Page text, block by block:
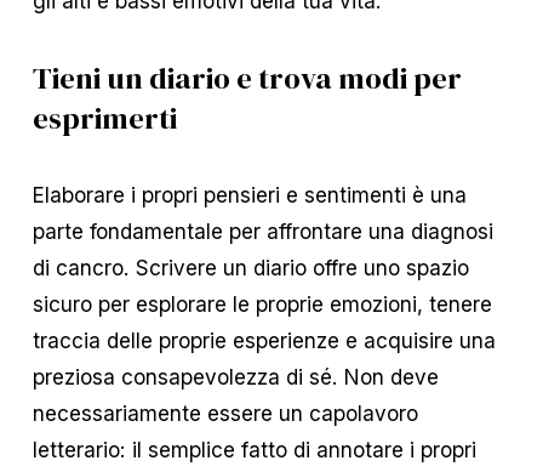
Tieni un diario e trova modi per
esprimerti
Elaborare i propri pensieri e sentimenti è una
parte fondamentale per affrontare una diagnosi
di cancro. Scrivere un diario offre uno spazio
sicuro per esplorare le proprie emozioni, tenere
traccia delle proprie esperienze e acquisire una
preziosa consapevolezza di sé. Non deve
necessariamente essere un capolavoro
letterario: il semplice fatto di annotare i propri